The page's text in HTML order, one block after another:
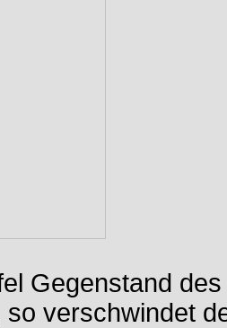
Gegenstand
so verschwindet